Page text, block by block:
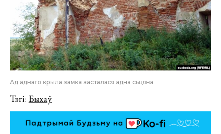
Ад аднаго крыла замка засталася адна сьцяна
Тэгі: Быхаў